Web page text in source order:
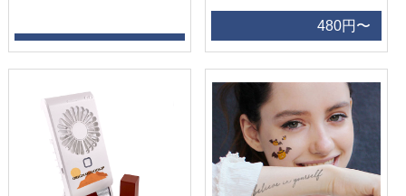
480円〜